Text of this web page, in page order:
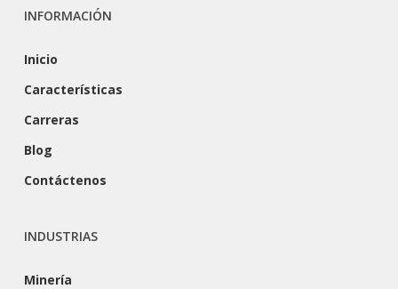
INFORMACIÓN
Inicio
Características
Carreras
Blog
Contáctenos
INDUSTRIAS
Minería